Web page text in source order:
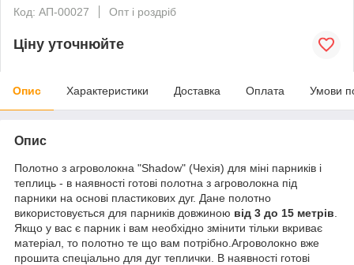
Код: АП-00027
Опт і роздріб
Ціну уточнюйте
Опис Характеристики Доставка Оплата Умови
Опис
Полотно з агроволокна "Shadow" (Чехія) для міні парників і
теплиць - в наявності готові полотна з агроволокна під
парники на основі пластикових дуг. Дане полотно
використовується для парників довжиною від 3 до 15 метрів
Якщо у вас є парник і вам необхідно змінити тільки вкриває
матеріал, то полотно те що вам потрібно.Агроволокно вже
прошита спеціально для дуг теплички. В наявності готові